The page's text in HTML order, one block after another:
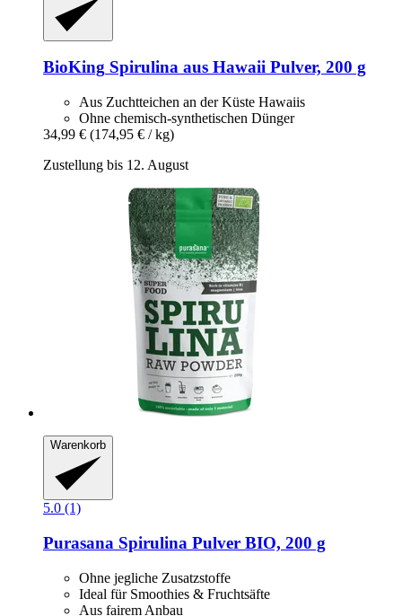
BioKing Spirulina aus Hawaii Pulver, 200 g
Aus Zuchtteichen an der Küste Hawaiis
Ohne chemisch-synthetischen Dünger
34,99 € (174,95 € / kg)
Zustellung bis 12. August
Warenkorb
5.0 (1)
Purasana Spirulina Pulver BIO, 200 g
Ohne jegliche Zusatzstoffe
Ideal für Smoothies & Fruchtsäfte
Aus fairem Anbau